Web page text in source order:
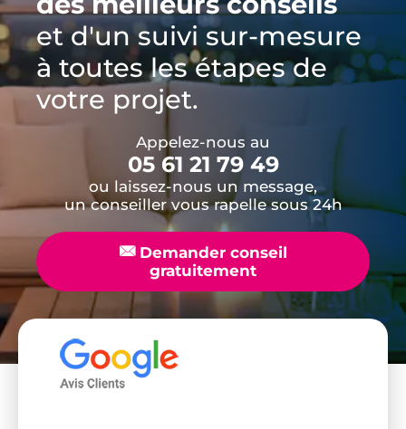
et d'un suivi sur-mesure
à toutes les étapes de
votre projet.
Appelez-nous au
05 61 21 79 49
ou laissez-nous un message,
un conseiller vous rapelle sous 24h
📧Demander conseil
gratuitement